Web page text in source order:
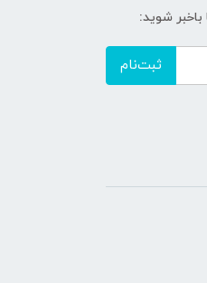
شوید:
ثبت‌نام